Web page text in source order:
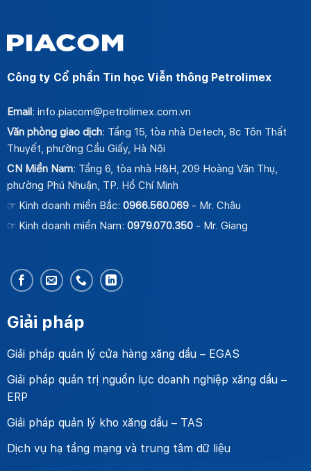
Công ty Cổ phần Tin học Viễn thông Petrolimex
Email: info.piacom@petrolimex.com.vn
Văn phòng giao dịch: Tầng 15, tòa nhà Detech, 8c Tôn Thất
Thuyết, phường Cầu Giấy, Hà Nội
CN Miền Nam: Tầng 6, tòa nhà H&H, 209 Hoàng Văn Thụ,
phường Phú Nhuận, TP. Hồ Chí Minh
☞ Kinh doanh miền Bắc: 0966.560.069- Mr. Châu
☞ Kinh doanh miền Nam: 0979.070.350- Mr. Giang
Giải pháp
Giải pháp quản lý cửa hàng xăng dầu – EGAS
Giải pháp quản trị nguồn lực doanh nghiệp xăng dầu –
ERP
Giải pháp quản lý kho xăng dầu – TAS
Dịch vụ hạ tầng mạng và trung tâm dữ liệu